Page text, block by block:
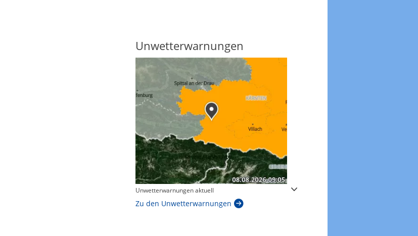
Unwetterwarnungen
Unwetterwarnungen aktuell
Zu den Unwetterwarnungen